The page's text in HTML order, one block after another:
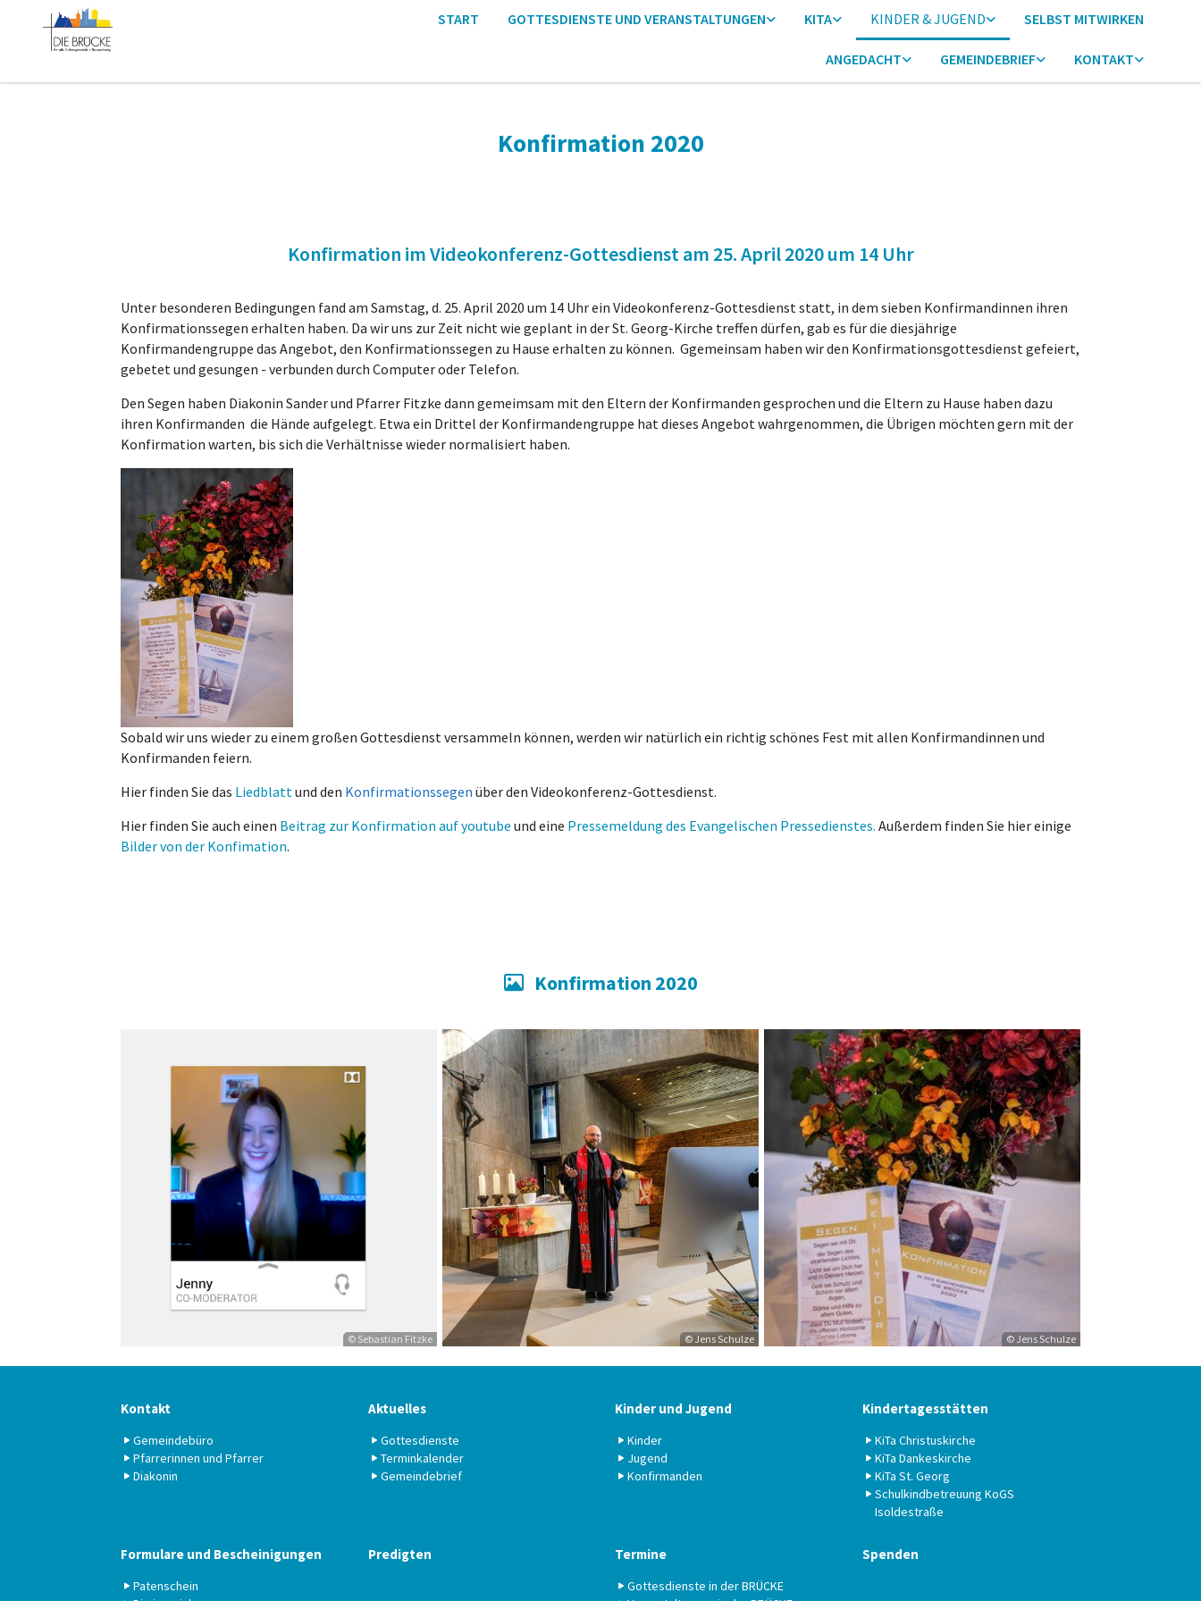
START GOTTESDIENSTE UND VERANSTALTUNGEN KITA KINDER & JUGEND SELBST MITWIRKEN
ANGEDACHT GEMEINDEBRIEF KONTAKT
Konfirmation 2020
Konfirmation im Videokonferenz-Gottesdienst am 25. April 2020 um 14 Uhr
Unter besonderen Bedingungen fand am Samstag, d. 25. April 2020 um 14 Uhr ein Videokonferenz-Gottesdienst statt, in dem sieben Konfirmandinnen ihren
Konfirmationssegen erhalten haben. Da wir uns zur Zeit nicht wie geplant in der St. Georg-Kirche treffen dürfen, gab es für die diesjährige
Konfirmandengruppe das Angebot, den Konfirmationssegen zu Hause erhalten zu können. Ggemeinsam haben wir den Konfirmationsgottesdienst gefeiert,
gebetet und gesungen - verbunden durch Computer oder Telefon.
Den Segen haben Diakonin Sander und Pfarrer Fitzke dann gemeimsam mit den Eltern der Konfirmanden gesprochen und die Eltern zu Hause haben dazu
ihren Konfirmanden die Hände aufgelegt. Etwa ein Drittel der Konfirmandengruppe hat dieses Angebot wahrgenommen, die Übrigen möchten gern mit der
Konfirmation warten, bis sich die Verhältnisse wieder normalisiert haben.
Sobald wir uns wieder zu einem großen Gottesdienst versammeln können, werden wir natürlich ein richtig schönes Fest mit allen Konfirmandinnen und
Konfirmanden feiern.
Hier finden Sie das Liedblattund den Konfirmationssegen über den Videokonferenz-Gottesdienst.
Hier finden Sie auch einen Beitrag zur Konfirmation auf youtube und eine Pressemeldung des Evangelischen Pressedienstes. Außerdem finden Sie hier einige
Bilder von der Konfimation.
Konfirmation 2020
© Sebastian Fitzke © Jens Schulze © Jens Schulze
Kontakt
Gemeindebüro
Pfarrerinnen und Pfarrer
Diakonin
Aktuelles
Gottesdienste
Terminkalender
Gemeindebrief
Kinder und Jugend
Kinder
Jugend
Konfirmanden
Kindertagesstätten
KiTa Christuskirche
KiTa Dankeskirche
KiTa St. Georg
Schulkindbetreuung KoGS
Isoldestraße
Formulare und Bescheinigungen
Patenschein
Predigten Termine
Gottesdienste in der BRÜCKE
Spenden